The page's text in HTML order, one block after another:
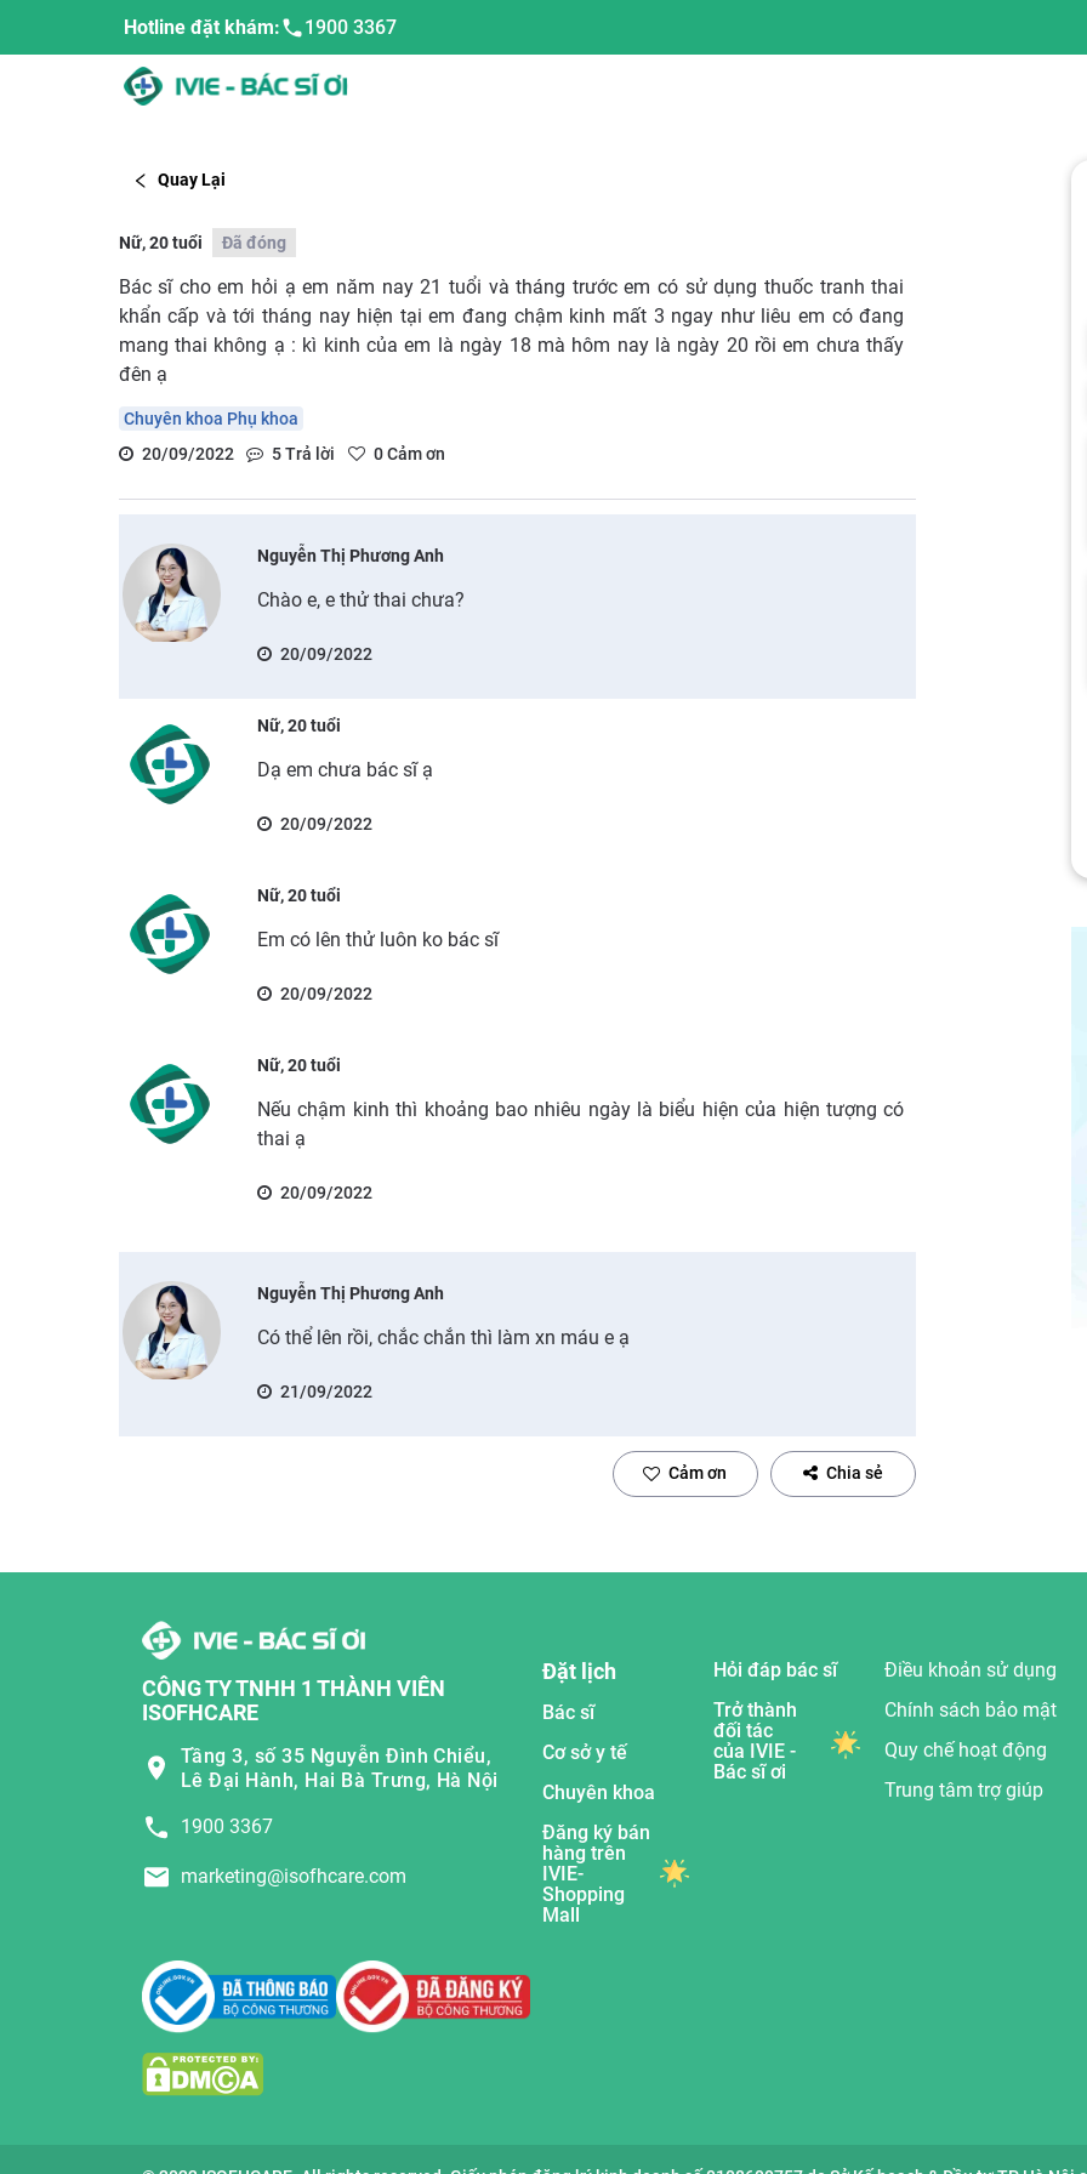
Hotline đặt khám: 1900 3367
Quay Lại
Nữ, 20 tuổi Đã đóng
Bác sĩ cho em hỏi ạ em năm nay 21 tuổi và tháng trước em có sử dụng thuốc tranh thai
khẩn cấp và tới tháng nay hiện tại em đang chậm kinh mất 3 ngay như liêu em có đang
mang thai không ạ : kì kinh của em là ngày 18 mà hôm nay là ngày 20 rồi em chưa thấy
đên ạ
Chuyên khoa Phụ khoa
20/09/2022
5Trả lời 0Cảm ơn
Nguyễn Thị Phương Anh
Chào e, e thử thai chưa?
20/09/2022
Nữ, 20 tuổi
Dạ em chưa bác sĩ ạ
20/09/2022
Nữ, 20 tuổi
Em có lên thử luôn ko bác sĩ
20/09/2022
Nữ, 20 tuổi
Nếu chậm kinh thì khoảng bao nhiêu ngày là biểu hiện của hiện tượng có
thai ạ
20/09/2022
Nguyễn Thị Phương Anh
Có thể lên rồi, chắc chắn thì làm xn máu e ạ
21/09/2022
Cảm ơn Chia sẻ
CÔNG TY TNHH 1 THÀNH VIÊN
ISOFHCARE
Tầng 3, số 35 Nguyễn Đình Chiểu,
Lê Đại Hành, Hai Bà Trưng, Hà Nội
1900 3367
marketing@isofhcare.com
Đặt lịch
Bác sĩ
Cơ sở y tế
Chuyên khoa
Đăng ký bán
hàng trên
IVIE-
Shopping
Mall
Hỏi đáp bác sĩ
Trở thành
đối tác
của IVIE -
Bác sĩ ơi
Điều khoản sử dụng
Chính sách bảo mật
Quy chế hoạt động
Trung tâm trợ giúp